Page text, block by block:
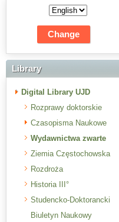
Library
Digital Library UJD
Rozprawy doktorskie
Czasopisma Naukowe
Wydawnictwa zwarte
Ziemia Częstochowska
Rozdroża
Historia III°
Studencko-Doktorancki
Biuletyn Naukowy